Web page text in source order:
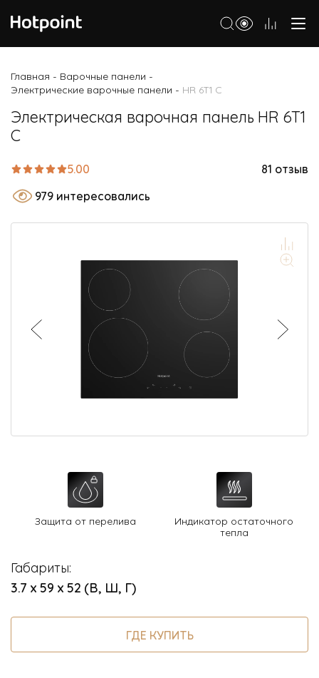
Морозильные камеры
Стиральные и сушильные машины
Варочные панели
Духовые шкафы
Микроволновые печи
Малая бытовая техника
О Hotpoint
8 800 3333 887
Главная - Варочные панели -
Электрические варочные панели - HR 6T1 C
Электрическая варочная панель HR 6T1
C
5.00
81 отзыв
979 интересовались
Защита от перелива Индикатор остаточного
тепла
Габариты:
3.7 х 59 х 52 (В, Ш, Г)
ГДЕ КУПИТЬ